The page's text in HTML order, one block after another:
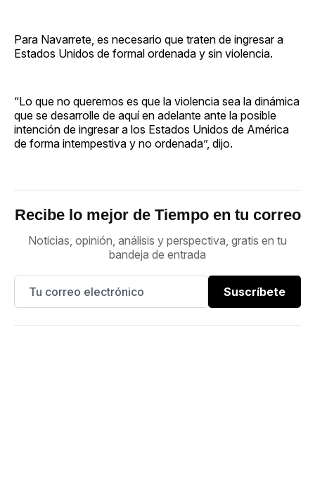
Para Navarrete, es necesario que traten de ingresar a
Estados Unidos de formal ordenada y sin violencia.
“Lo que no queremos es que la violencia sea la dinámica
que se desarrolle de aquí en adelante ante la posible
intención de ingresar a los Estados Unidos de América
de forma intempestiva y no ordenada”, dijo.
Recibe lo mejor de Tiempo en tu correo
Noticias, opinión, análisis y perspectiva, gratis en tu
bandeja de entrada
Suscríbete